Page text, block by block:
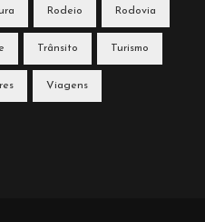
Rodeio Rodovia
Trânsito Turismo
Viagens